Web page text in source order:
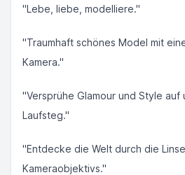
"Lebe, liebe, modelliere."
"Traumhaft schönes Model mit
Kamera."
"Versprühe Glamour und Style auf
Laufsteg."
"Entdecke die Welt durch die
Kameraobjektivs."